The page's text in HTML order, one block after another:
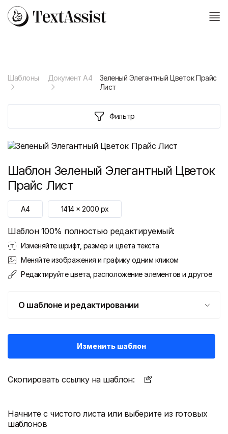
Шаблоны Документ А4
Зеленый Элегантный Цветок Прайс
Лист
Фильтр
Шаблон Зеленый Элегантный Цветок
Прайс Лист
A4 1414 x2000 px
Шаблон 100% полностью редактируемый:
Изменяйте шрифт, размер и цвета текста
Меняйте изображения и графику одним кликом
Редактируйте цвета, расположение элементов и другое
О шаблоне и редактировании
Изменить шаблон
Скопировать ссылку на шаблон:
Начните с чистого листа или выберите из готовых
шаблонов